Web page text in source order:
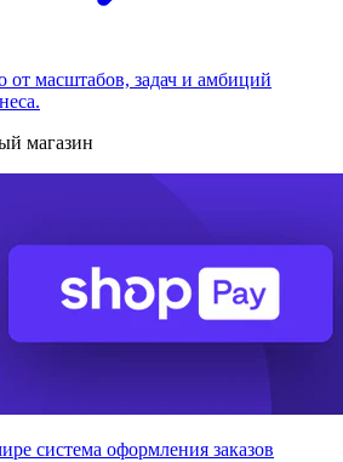
от масштабов, задач и амбиций
магазин
система оформления заказов